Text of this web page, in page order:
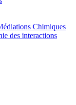
Chimiques
des interactions